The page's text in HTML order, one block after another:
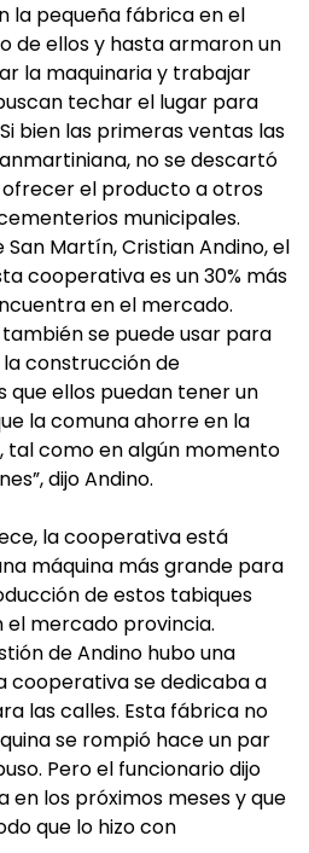
la pequeña fábrica en el
de ellos y hasta armaron un
la maquinaria y trabajar
techar el lugar para
bien las primeras ventas las
no se descartó
ofrecer el producto a otros
municipales.
Martín, Cristian Andino, el
cooperativa es un 30% más
en el mercado.
se puede usar para
construcción de
que ellos puedan tener un
la comuna ahorre en la
como en algún momento
dijo Andino.
la cooperativa está
máquina más grande para
de estos tabiques
el mercado provincia.
de Andino hubo una
cooperativa se dedicaba a
las calles. Esta fábrica no
se rompió hace un par
Pero el funcionario dijo
en los próximos meses y que
que lo hizo con